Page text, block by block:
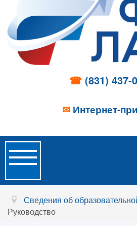
☎ (831) 437-
✉ Интернет-
Toggle
Navigation
Главная
Сведения об
Руководство